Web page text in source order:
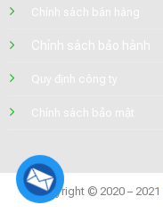
Chính sách bán hàng
Chính sách bảo hành
Quy định công ty
Chính sách bảo mật
Copyright © 2020 – 2021